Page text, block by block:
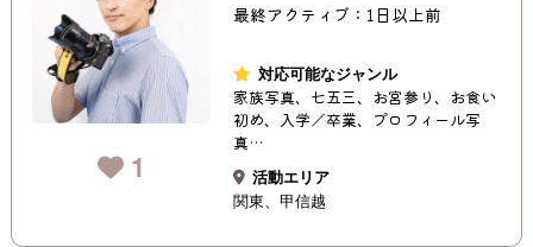
1
最終アクティブ：1日以上前
対応可能なジャンル
家族写真、七五三、お宮参り、お食い
初め、入学／卒業、プロフィール写
真…
活動エリア
関東
甲信越